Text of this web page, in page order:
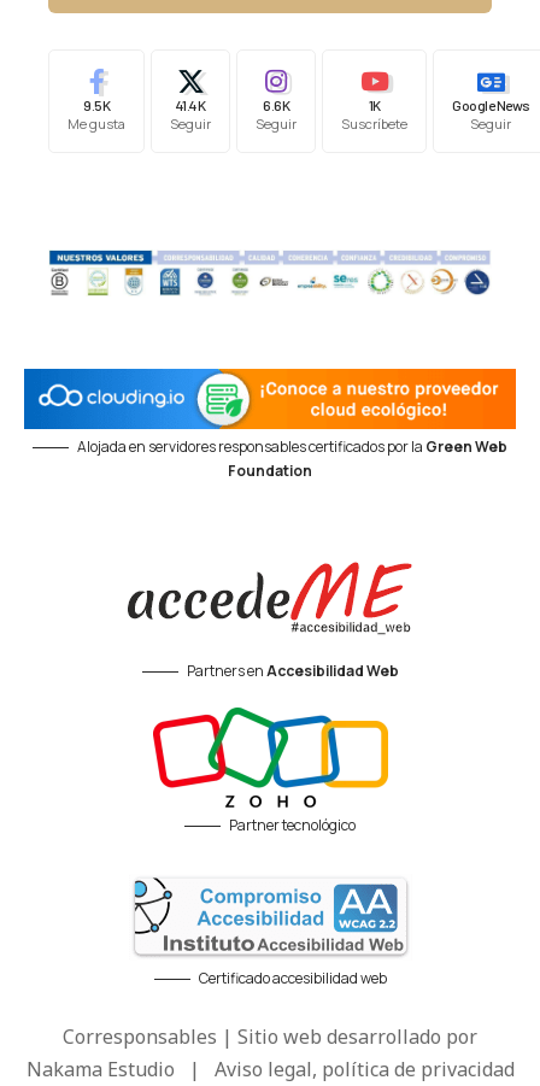
9.5K
Me gusta
41.4K
Seguir
6.6K
Seguir
1K
Suscríbete
Google News
Seguir
Alojada en servidores responsables certificados por la Green Web
Foundation
Partners enAccesibilidad Web
Partner tecnológico
Certificado accesibilidad web
Corresponsables | Sitio web desarrollado por
Nakama Estudio | Aviso legal, política de privacidad